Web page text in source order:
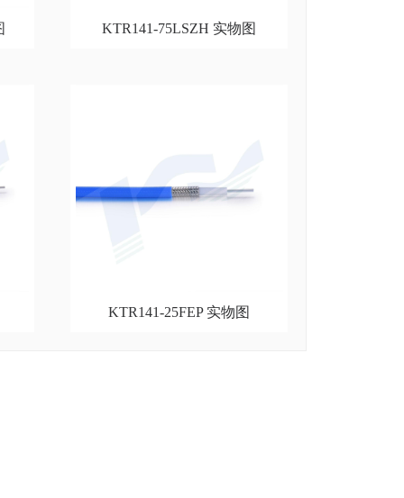
KTR141-75LSZH 实物图
KTR141-25FEP 实物图